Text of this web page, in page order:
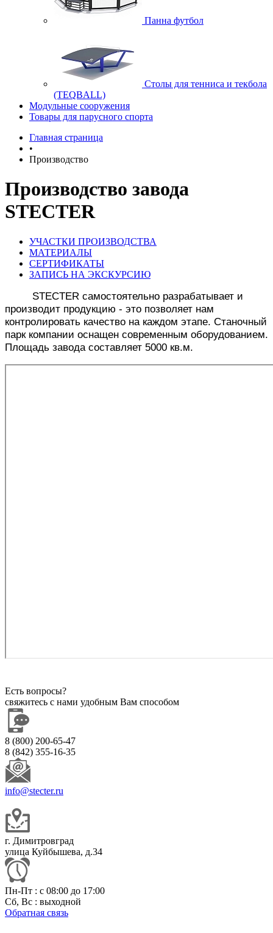
Панна футбол
Cтолы для тенниса и текбола
(TEQBALL)
Модульные сооружения
Товары для парусного спорта
Главная страница
•
Производство
Производство завода
STECTER
УЧАСТКИ ПРОИЗВОДСТВА
МАТЕРИАЛЫ
СЕРТИФИКАТЫ
ЗАПИСЬ НА ЭКСКУРСИЮ
STECTER самостоятельно разрабатывает и
производит продукцию - это позволяет нам
контролировать качество на каждом этапе. Станочный
парк компании оснащен современным оборудованием.
Площадь завода составляет 5000 кв.м.
Есть вопросы?
свяжитесь с нами удобным Вам способом
8 (800) 200-65-47
8 (842) 355-16-35
info@stecter.ru
г. Димитровград
улица Куйбышева, д.34
Пн-Пт : с 08:00 до 17:00
Сб, Вс : выходной
Обратная связь